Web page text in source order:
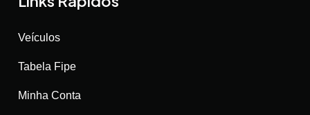
Veículos
Tabela Fipe
Minha Conta